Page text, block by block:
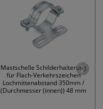
Mastschelle Schilderhalterung
für Flach-Verkehrszeichen
Lochmittenabstand 350mm /
(Durchmesser (innen)) 48 mm